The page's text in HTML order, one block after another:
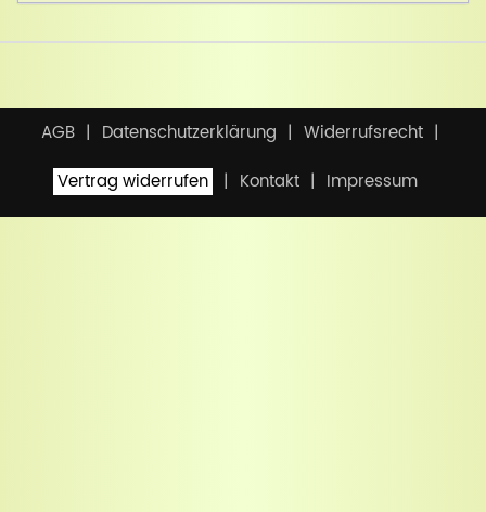
AGB Datenschutzerklärung
Widerrufsrecht
Vertrag widerrufen
Kontakt Impressum